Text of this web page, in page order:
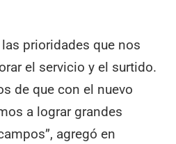
prioridades que nos
el servicio y el surtido.
de que con el nuevo
a lograr grandes
agregó en